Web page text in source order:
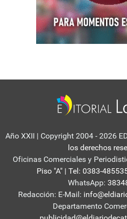
Año XXII | Copyright 2004 - 2026
los derechos
Oficinas Comerciales y
Piso "A" | Tel: 0383-
WhatsApp:
Redacción: E-Mail:
Departamento